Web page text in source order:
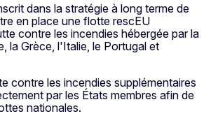
dans la stratégie à long terme de
en place une flotte rescEU
contre les incendies hébergée par la
la Grèce, l'Italie, le Portugal et
contre les incendies supplémentaires
par les États membres afin de
nationales.